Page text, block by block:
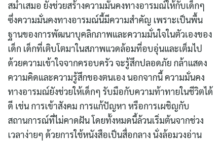
สม่ำเสมอ ยังช่วยสร้างความมั่นคงทางอารมณ์ให้กับเด็กๆ
ซึ่งความมั่นคงทางอารมณ์นี้มีความสำคัญ เพราะเป็นพื้น
ฐานของการพัฒนาบุคลิกภาพและความมั่นใจในตัวเองของ
เด็ก เด็กที่เติบโตมาในสภาพแวดล้อมที่อบอุ่นและเต็มไป
ด้วยความเข้าใจจากครอบครัว จะรู้สึกปลอดภัย กล้าแสดง
ความคิดและความรู้สึกของตนเอง นอกจากนี้ ความมั่นคง
ทางอารมณ์ยังช่วยให้เด็กๆ รับมือกับความท้าทายในชีวิตได้
ดี เช่น การเข้าสังคม การแก้ปัญหา หรือการเผชิญกับ
สถานการณ์ที่ไม่คาดฝัน โดยทั้งหมดนี้ล้วนเริ่มต้นจากช่วง
เวลาง่ายๆ ด้วยการใช้หนังสือเป็นสื่อกลาง นั่งล้อมวงอ่าน